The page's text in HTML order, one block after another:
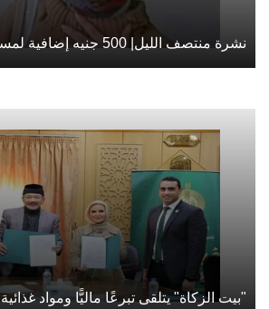
نشرة منتصف الليل| 500 جنيه إضافية لمستحقي الدعم
"بيت الزكاة" يتلقى تبرعًا ماليًّا ومواد غذائية